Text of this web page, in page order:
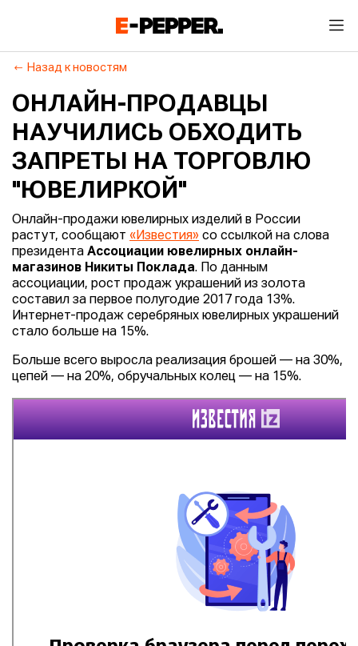
Назад к новостям
ОНЛАЙН-ПРОДАВЦЫ
НАУЧИЛИСЬ ОБХОДИТЬ
ЗАПРЕТЫ НА ТОРГОВЛЮ
"ЮВЕЛИРКОЙ"
Онлайн-продажи ювелирных изделий в России
растут, сообщают «Известия» со ссылкой на слова
президента Ассоциации ювелирных онлайн-
магазинов Никиты Поклада. По данным
ассоциации, рост продаж украшений из золота
составил за первое полугодие 2017 года 13%.
Интернет-продаж серебряных ювелирных украшений
стало больше на 15%.
Больше всего выросла реализация брошей — на 30%,
цепей — на 20%, обручальных колец — на 15%.